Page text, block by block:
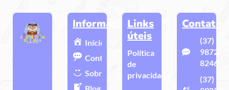
Informações
Início
Contato
Sobre
Links
úteis
Política
de
privacidade
Contato
(37)
9872-
8246
(37)